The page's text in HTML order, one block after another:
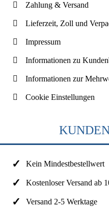
Zahlung & Versand
Lieferzeit, Zoll und
Impressum
Informationen zu
Informationen zur
Cookie Einstellungen
Kein Mindestbestellwert
Kostenloser Versand ab
Versand 2-5 Werktage